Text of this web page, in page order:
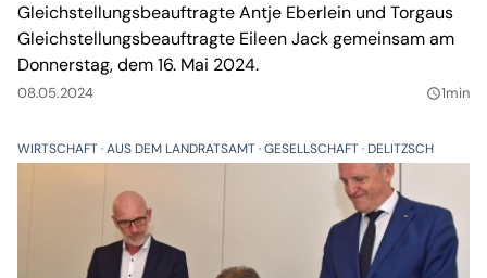
Gleichstellungsbeauftragte Antje Eberlein und Torgaus
Gleichstellungsbeauftragte Eileen Jack gemeinsam am
Donnerstag, dem 16. Mai 2024.
08.05.2024 query_builder1min
WIRTSCHAFT AUS DEM LANDRATSAMT GESELLSCHAFT DELITZSCH